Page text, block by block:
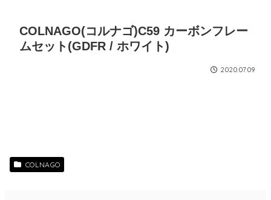
COLNAGO(コルナゴ)C59 カーボンフレー
ムセット(GDFR / ホワイト)
2020.07.09
COLNAGO